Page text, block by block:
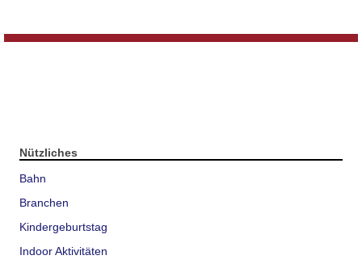
Nützliches
Bahn
Branchen
Kindergeburtstag
Indoor Aktivitäten